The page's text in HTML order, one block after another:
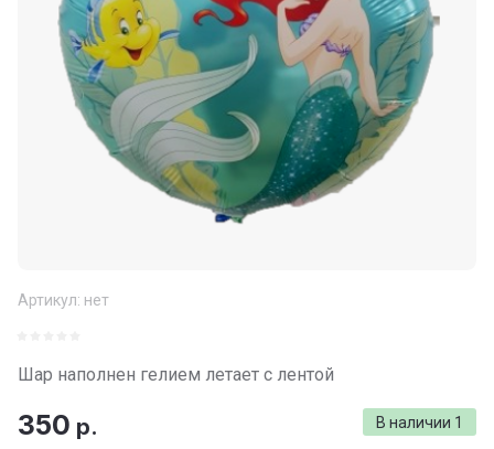
Артикул: нет
Шар наполнен гелием летает с лентой
В наличии 1
350 р.